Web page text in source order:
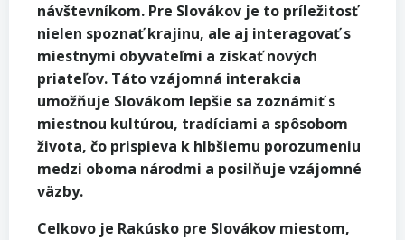
návštevníkom. Pre Slovákov je to príležitosť
nielen spoznať krajinu, ale aj interagovať s
miestnymi obyvateľmi a získať nových
priateľov. Táto vzájomná interakcia
umožňuje Slovákom lepšie sa zoznámiť s
miestnou kultúrou, tradíciami a spôsobom
života, čo prispieva k hlbšiemu porozumeniu
medzi oboma národmi a posilňuje vzájomné
väzby.
Celkovo je Rakúsko pre Slovákov miestom,